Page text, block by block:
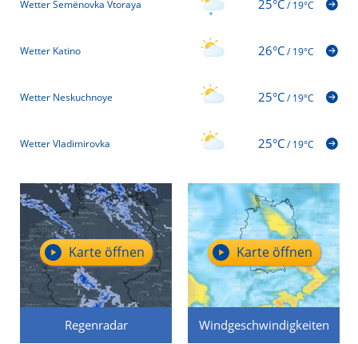
Wetter Semënovka Vtoraya 25°C/19°C
Wetter Katino 26°C/19°C
Wetter Neskuchnoye 25°C/19°C
Wetter Vladimirovka 25°C/19°C
Regenradar
Karte öffnen
Windgeschwindigkeiten
Karte öffnen